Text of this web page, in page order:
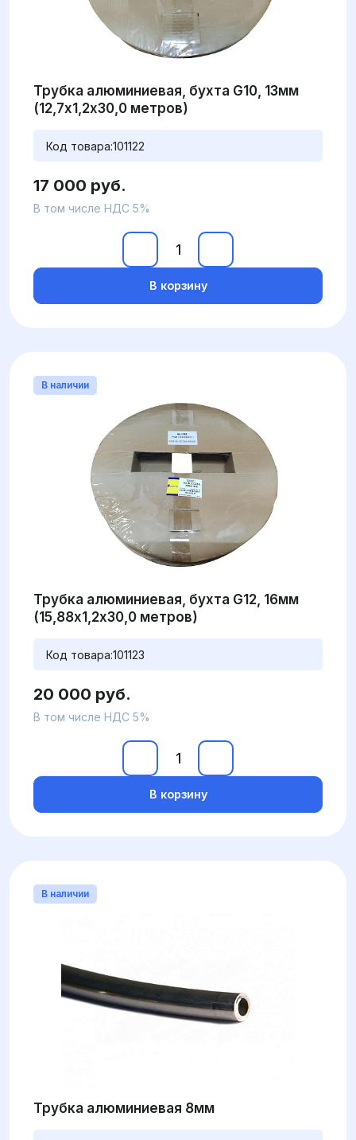
Трубка алюминиевая, бухта G10, 13мм
(12,7х1,2х30,0 метров)
Код товара:101122
17 000 руб.
В том числе НДС 5%
В корзину
В наличии
Трубка алюминиевая, бухта G12, 16мм
(15,88х1,2х30,0 метров)
Код товара:101123
20 000 руб.
В том числе НДС 5%
В корзину
В наличии
Трубка алюминиевая 8мм